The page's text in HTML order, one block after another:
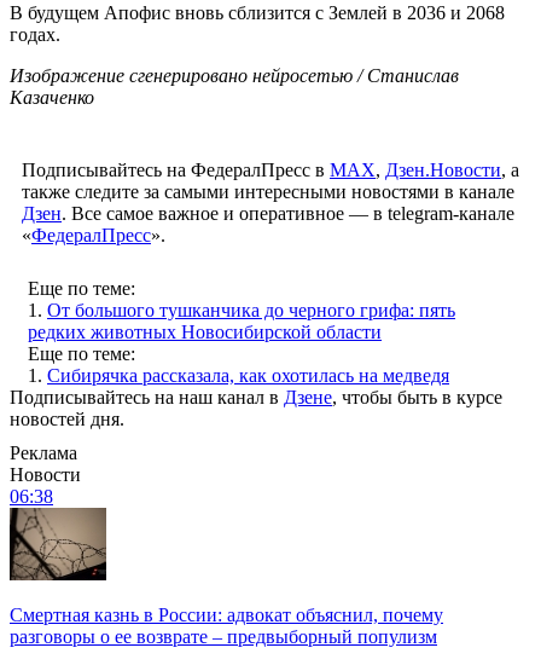
В будущем Апофис вновь сблизится с Землей в 2036 и 2068
годах.
Изображение сгенерировано нейросетью / Станислав
Казаченко
Подписывайтесь на ФедералПресс в МАХ, Дзен.Новости, а
также следите за самыми интересными новостями в канале
Дзен. Все самое важное и оперативное — в telegram-канале
«ФедералПресс».
Еще по теме:
1. От большого тушканчика до черного грифа: пять
редких животных Новосибирской области
Еще по теме:
1. Сибирячка рассказала, как охотилась на медведя
Подписывайтесь на наш канал в Дзене, чтобы быть в курсе
новостей дня.
Реклама
Новости
06:38
Смертная казнь в России: адвокат объяснил, почему
разговоры о ее возврате – предвыборный популизм